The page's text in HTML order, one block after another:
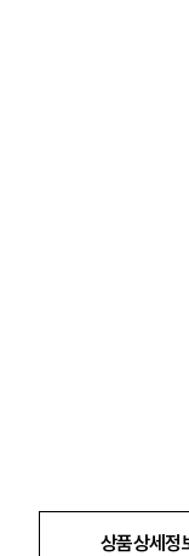
상품상세정